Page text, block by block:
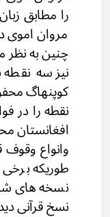
را مطابق
مروان اموی
چنین به نظر
نیز سه
نقطه را در
وانواع
طوریکه
نسخه های
نسخ قرآنی